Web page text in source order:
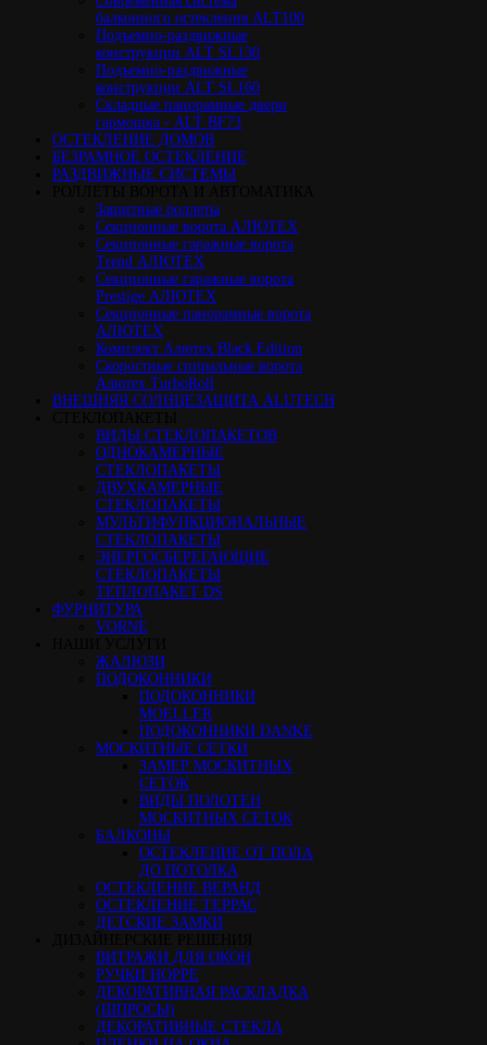
балконного остекления ALT100
Подъемно-раздвижные
конструкции ALT SL130
Подъемно-раздвижные
конструкции ALT SL160
Cкладные панорамные двери
гармошка - ALT BF73
ОСТЕКЛЕНИЕ ДОМОВ
БЕЗРАМНОЕ ОСТЕКЛЕНИЕ
РАЗДВИЖНЫЕ СИСТЕМЫ
Защитные роллеты
Секционные ворота АЛЮТЕХ
Секционные гаражные ворота
Trend АЛЮТЕХ
Секционные гаражные ворота
Prestige АЛЮТЕХ
Секционные панорамные ворота
АЛЮТЕХ
Комплект Алютех Black Edition
Скоростные спиральные ворота
Алютех TurboRoll
ВНЕШНЯЯ СОЛНЦЕЗАЩИТА ALUTECH
ВИДЫ СТЕКЛОПАКЕТОВ
ОДНОКАМЕРНЫЕ
СТЕКЛОПАКЕТЫ
ДВУХКАМЕРНЫЕ
СТЕКЛОПАКЕТЫ
МУЛЬТИФУНКЦИОНАЛЬНЫЕ
СТЕКЛОПАКЕТЫ
ЭНЕРГОСБЕРЕГАЮЩИЕ
СТЕКЛОПАКЕТЫ
ТЕПЛОПАКЕТ DS
ФУРНИТУРА
VORNE
ЖАЛЮЗИ
ПОДОКОННИКИ
ПОДОКОННИКИ
MOELLER
ПОДОКОННИКИ DANKE
МОСКИТНЫЕ СЕТКИ
ЗАМЕР МОСКИТНЫХ
СЕТОК
ВИДЫ ПОЛОТЕН
МОСКИТНЫХ СЕТОК
БАЛКОНЫ
ОСТЕКЛЕНИЕ ОТ ПОЛА
ДО ПОТОЛКА
ОСТЕКЛЕНИЕ ВЕРАНД
ОСТЕКЛЕНИЕ ТЕРРАС
ДЕТСКИЕ ЗАМКИ
ВИТРАЖИ ДЛЯ ОКОН
РУЧКИ HOPPE
ДЕКОРАТИВНАЯ РАСКЛАДКА
(ШПРОСЫ)
ДЕКОРАТИВНЫЕ СТЕКЛА